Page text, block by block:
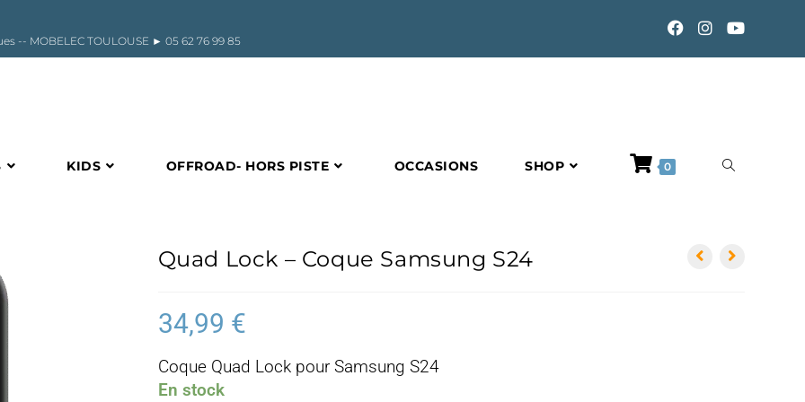
-- MOBELEC TOULOUSE ► 05 62 76 99 85
KIDS OFFROAD- HORS PISTE OCCASIONS SHOP 0 TOGGLE
Quad Lock – Coque Samsung S24
34,99 €
Coque Quad Lock pour Samsung S24
En stock